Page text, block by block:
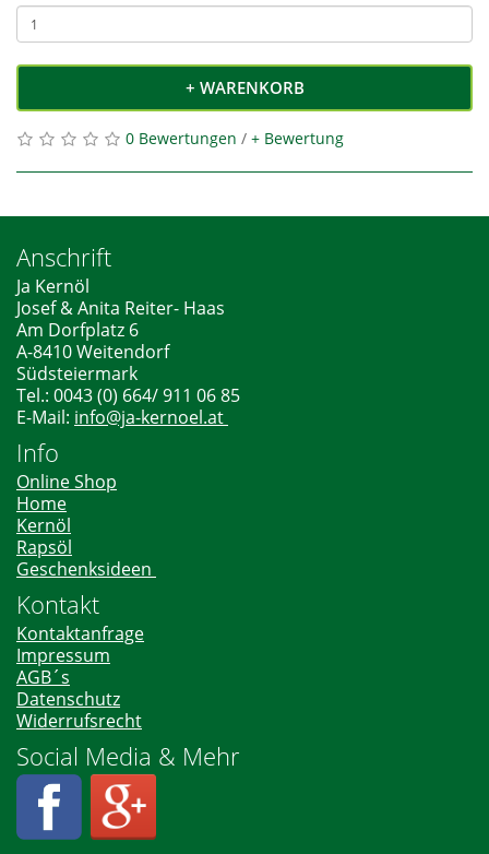
+ WARENKORB
0 Bewertungen / + Bewertung
Anschrift
Ja Kernöl
Josef & Anita Reiter- Haas
Am Dorfplatz 6
A-8410 Weitendorf
Südsteiermark
Tel.: 0043 (0) 664/ 911 06 85
E-Mail: info@ja-kernoel.at
Info
Online Shop
Home
Kernöl
Rapsöl
Geschenksideen
Kontakt
Kontaktanfrage
Impressum
AGB´s
Datenschutz
Widerrufsrecht
Social Media & Mehr